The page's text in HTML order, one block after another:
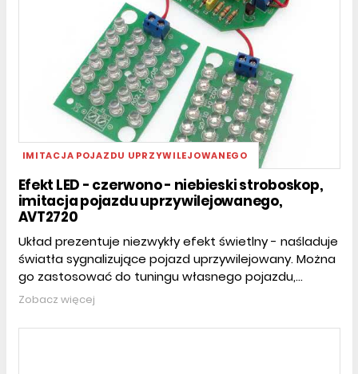
IMITACJA POJAZDU UPRZYWILEJOWANEGO
Efekt LED - czerwono - niebieski stroboskop,
imitacja pojazdu uprzywilejowanego,
AVT2720
Układ prezentuje niezwykły efekt świetlny - naśladuje
światła sygnalizujące pojazd uprzywilejowany. Można
go zastosować do tuningu własnego pojazdu,...
Zobacz więcej